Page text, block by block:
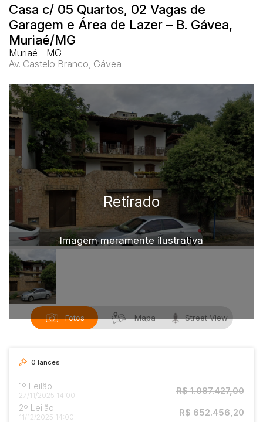
Bens diversos
Veículos
Caminhão
Carro
Carros
Moto
Motocicleta
Casa c/ 05 Quartos, 02 Vagas de
Garagem e Área de Lazer – B. Gávea,
Muriaé/MG
Muriaé - MG
Av. Castelo Branco, Gávea
Imagem meramente ilustrativa
Fotos Mapa Street View
0 lances
1º Leilão
27/11/2025 14:00 R$ 1.087.427,00
2º Leilão
11/12/2025 14:00 R$ 652.456,20